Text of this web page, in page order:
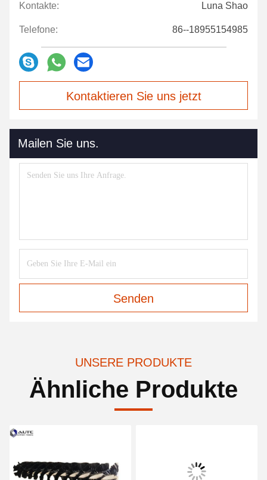
Kontakte: Luna Shao
Telefone: 86--18955154985
Kontaktieren Sie uns jetzt
Mailen Sie uns.
Senden
UNSERE PRODUKTE
Ähnliche Produkte